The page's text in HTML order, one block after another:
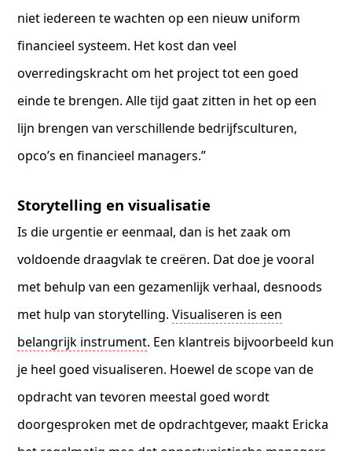
niet iedereen te wachten op een nieuw uniform
financieel systeem. Het kost dan veel
overredingskracht om het project tot een goed
einde te brengen. Alle tijd gaat zitten in het op een
lijn brengen van verschillende bedrijfsculturen,
opco’s en financieel managers.”
Storytelling en visualisatie
Is die urgentie er eenmaal, dan is het zaak om
voldoende draagvlak te creëren. Dat doe je vooral
met behulp van een gezamenlijk verhaal, desnoods
met hulp van storytelling.Visualiseren is een
belangrijk instrument. Een klantreis bijvoorbeeld kun
je heel goed visualiseren. Hoewel de scope van de
opdracht van tevoren meestal goed wordt
doorgesproken met de opdrachtgever, maakt Ericka